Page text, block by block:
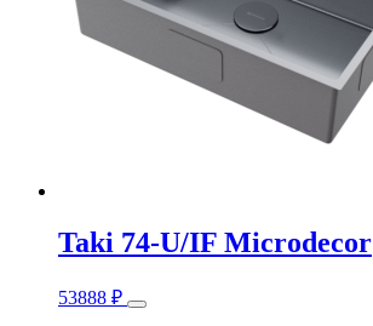
chosen
on
the
product
page
Taki 74-U/IF Microdecor
53888 ₽
product